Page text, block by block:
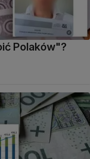
Polaków"?